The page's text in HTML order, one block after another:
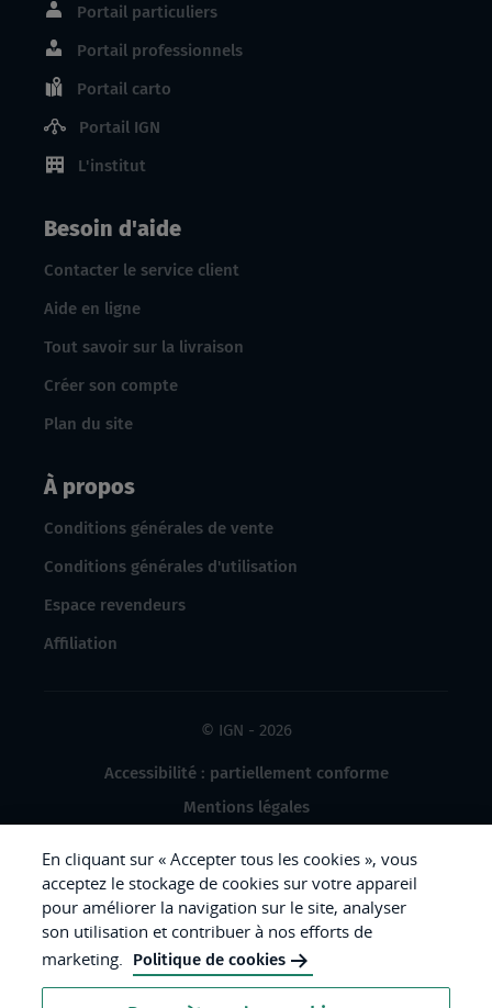
Portail particuliers
Portail professionnels
Portail carto
Portail IGN
L'institut
Besoin d'aide
Contacter le service client
Aide en ligne
Tout savoir sur la livraison
Créer son compte
Plan du site
À propos
Conditions générales de vente
Conditions générales d'utilisation
Espace revendeurs
Affiliation
© IGN - 2026
Accessibilité : partiellement conforme
Mentions légales
Gestion des cookies
Crédits photos
En cliquant sur « Accepter tous les cookies », vous
acceptez le stockage de cookies sur votre appareil
pour améliorer la navigation sur le site, analyser
son utilisation et contribuer à nos efforts de
marketing.
Politique de cookies